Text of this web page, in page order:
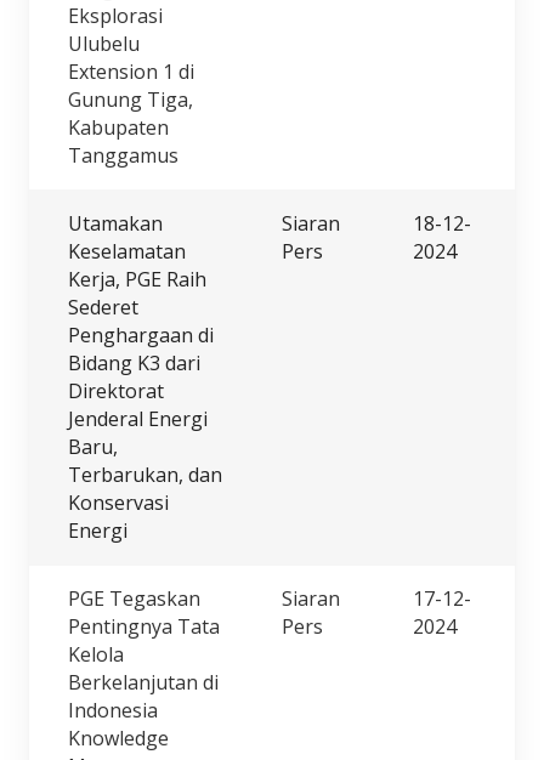
Eksplorasi
Ulubelu
Extension 1 di
Gunung Tiga,
Kabupaten
Tanggamus
Utamakan
Keselamatan
Kerja, PGE Raih
Sederet
Penghargaan di
Bidang K3 dari
Direktorat
Jenderal Energi
Baru,
Terbarukan, dan
Konservasi
Energi
Siaran
Pers
18-12-
2024
PGE Tegaskan
Pentingnya Tata
Kelola
Berkelanjutan di
Indonesia
Knowledge
Siaran
Pers
17-12-
2024